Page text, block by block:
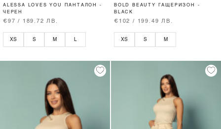
ALESSA LOVES YOU ПАНТАЛОН -
ЧЕРЕН
€97 / 189.72 ЛВ.
XS S M
BOLD BEAUTY ГАЩЕРИЗОН -
BLACK
€102 / 199.49 ЛВ.
XS S M